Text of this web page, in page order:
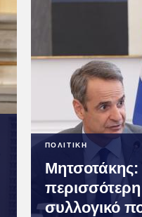
ΠΟΛΙΤΙΚΗ
συλλογικό